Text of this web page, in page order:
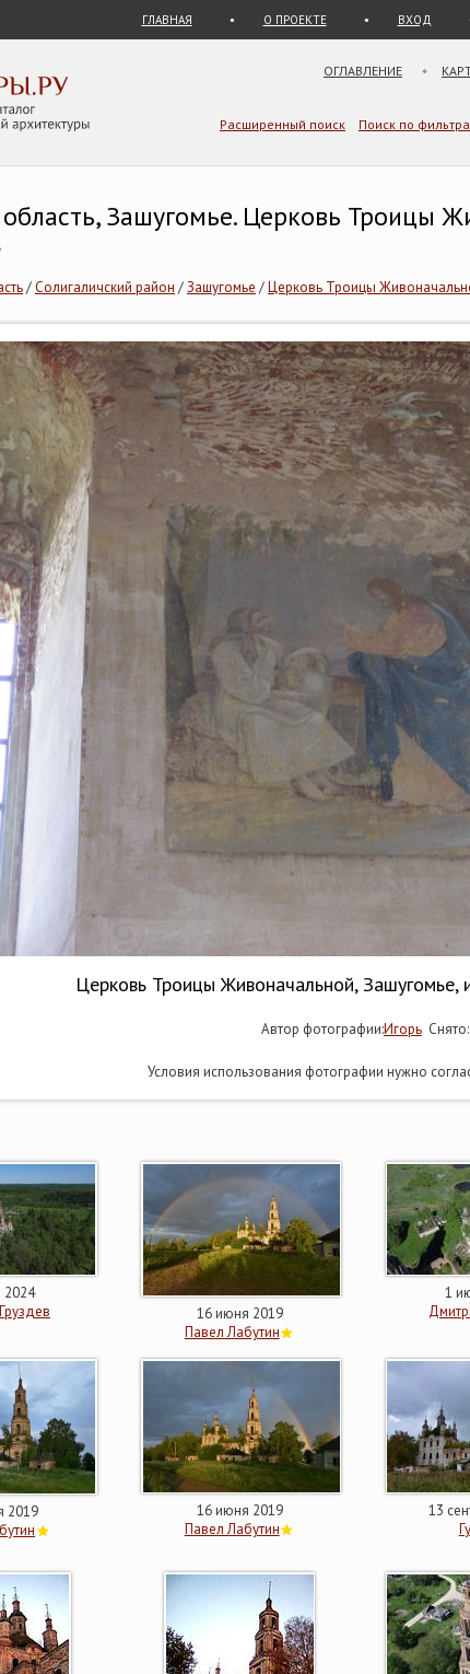
ГЛАВНАЯ О ПРОЕКТЕ ВХОД
ОГЛАВЛЕНИЕ
Расширенный поиск Поиск по
Зашугомье. Церковь Троицы
/Солигаличский район /Зашугомье /Церковь Троицы
Церковь Троицы Живоначальной, Зашугомье,
Автор фотографии:Игорь Снято:
Условия использования фотографии нужно
16 июня 2019
Павел Лабутин
1
2019
16 июня 2019
Павел Лабутин
13